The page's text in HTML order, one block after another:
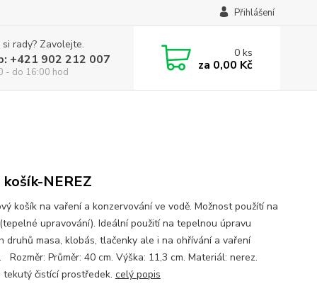
Přihlášení
rady? Zavolejte.
+421 902 212 007
- do 16:00 hod
0ks
za 0,00 Kč
NEREZ
košík na vaření a konzervování ve vodě. Možnost použítí na
upravování). Ideální použití na tepelnou úpravu
druhů masa, klobás, tlačenky ale i na ohřívání a vaření
Rozměr: Průměr: 40 cm. Výška: 11,3 cm. Materiál: nerez.
tekutý čistící prostředek. celý popis